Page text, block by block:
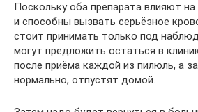
Поскольку оба препарата влияют
и способны вызвать серьёзное
стоит принимать только под
могут предложить остаться в
после приёма каждой из пилюль, а
нормально, отпустят домой.